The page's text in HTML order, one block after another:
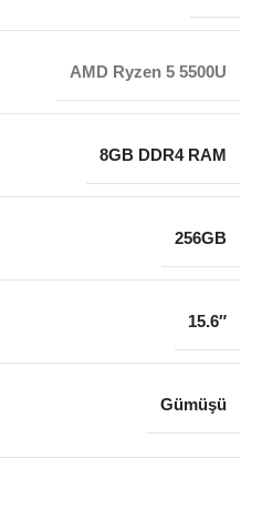
AMD Ryzen 5 5500U
8GB DDR4 RAM
256GB
15.6″
Gümüşü